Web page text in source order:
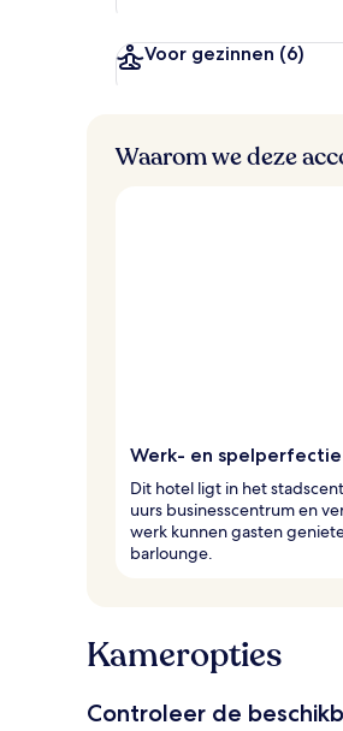
Voor gezinnen (6)
Waarom we deze
Werk- en spelperfectie
Dit hotel ligt in het
uurs businesscentrum en
werk kunnen gasten
barlounge.
Kameropties
Controleer de